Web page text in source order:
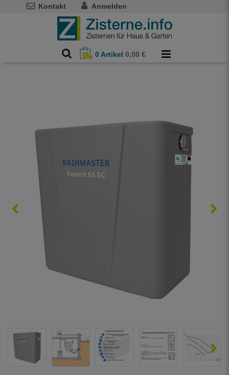
Kontakt Anmelden
0Artikel 0,00 €